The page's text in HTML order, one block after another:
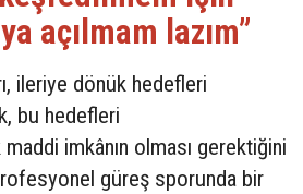
açılmam lazım”
ileriye dönük hedefleri
bu hedefleri
imkânın olması gerektiğini
güreş sporunda bir